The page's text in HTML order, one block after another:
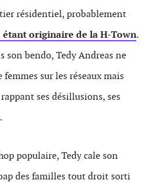
résidentiel, probablement
étant originaire de la H-Town.
son bendo, Tedy Andreas ne
femmes sur les réseaux mais
ses désillusions, ses
populaire, Tedy cale son
des familles tout droit sorti